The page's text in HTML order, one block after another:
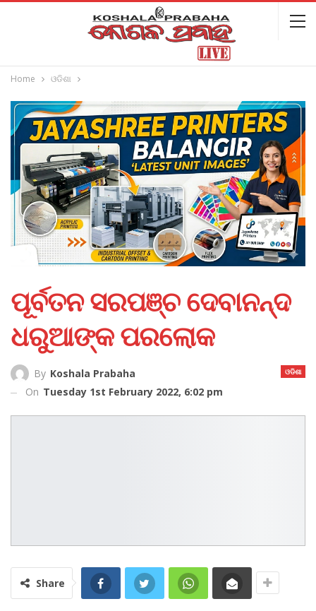
Home ଓଡିଶା
ପୂର୍ବତନ ସରପଞ୍ଚ ଦେବାନନ୍ଦ
ଧରୁଆଙ୍କ ପରଲୋକ
ଓଡିଶା
By Koshala Prabaha
On Tuesday 1st February 2022, 6:02 pm
Share